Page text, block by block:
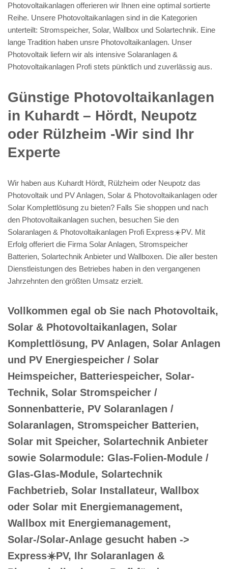
Photovoltaikanlagen offerieren wir Ihnen eine optimal sortierte
Reihe. Unsere Photovoltaikanlagen sind in die Kategorien
unterteilt: Stromspeicher, Solar, Wallbox und Solartechnik. Eine
lange Tradition haben unsre Photovoltaikanlagen. Unser
Photovoltaik liefern wir als intensive Solaranlagen &
Photovoltaikanlagen Profi stets pünktlich und zuverlässig aus.
Günstige Photovoltaikanlagen
in Kuhardt – Hördt, Neupotz
oder Rülzheim -Wir sind Ihr
Experte
Wir haben aus Kuhardt Hördt, Rülzheim oder Neupotz das
Photovoltaik und PV Anlagen, Solar & Photovoltaikanlagen oder
Solar Komplettlösung zu bieten? Falls Sie shoppen und nach
den Photovoltaikanlagen suchen, besuchen Sie den
Solaranlagen & Photovoltaikanlagen Profi Express☀️PV️. Mit
Erfolg offeriert die Firma Solar Anlagen, Stromspeicher
Batterien, Solartechnik Anbieter und Wallboxen. Die aller besten
Dienstleistungen des Betriebes haben in den vergangenen
Jahrzehnten den größten Umsatz erzielt.
Vollkommen egal ob Sie nach Photovoltaik,
Solar & Photovoltaikanlagen, Solar
Komplettlösung, PV Anlagen, Solar Anlagen
und PV Energiespeicher / Solar
Heimspeicher, Batteriespeicher, Solar-
Technik, Solar Stromspeicher /
Sonnenbatterie, PV Solaranlagen /
Solaranlagen, Stromspeicher Batterien,
Solar mit Speicher, Solartechnik Anbieter
sowie Solarmodule: Glas-Folien-Module /
Glas-Glas-Module, Solartechnik
Fachbetrieb, Solar Installateur, Wallbox
oder Solar mit Energiemanagement,
Wallbox mit Energiemanagement,
Solar-/Solar-Anlage gesucht haben ->
Express☀️PV️, Ihr Solaranlagen &